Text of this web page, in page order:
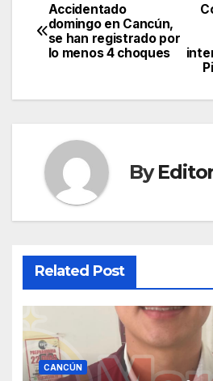
Post
navigation
Accidentado
domingo en Cancún,
se han registrado por
lo menos 4 choques
By
Related Post
CANCÚN